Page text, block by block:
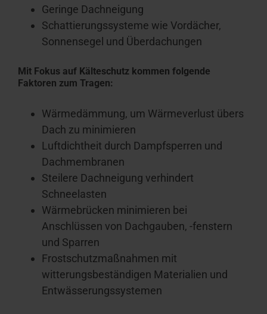
Geringe Dachneigung
Schattierungssysteme wie Vordächer,
Sonnensegel und Überdachungen
Mit Fokus auf Kälteschutz kommen folgende
Faktoren zum Tragen:
Wärmedämmung, um Wärmeverlust übers
Dach zu minimieren
Luftdichtheit durch Dampfsperren und
Dachmembranen
Steilere Dachneigung verhindert
Schneelasten
Wärmebrücken minimieren bei
Anschlüssen von Dachgauben, -fenstern
und Sparren
Frostschutzmaßnahmen mit
witterungsbeständigen Materialien und
Entwässerungssystemen